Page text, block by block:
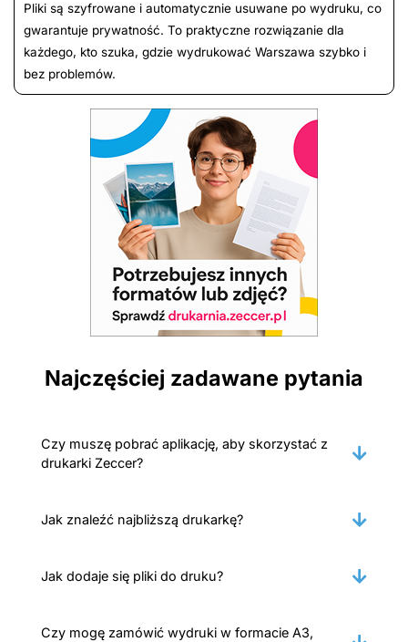
Pliki są szyfrowane i automatycznie usuwane po wydruku, co
gwarantuje prywatność. To praktyczne rozwiązanie dla
każdego, kto szuka, gdzie wydrukować Warszawa szybko i
bez problemów.
Najczęściej zadawane pytania
Czy muszę pobrać aplikację, aby skorzystać z
drukarki Zeccer?
Jak znaleźć najbliższą drukarkę?
Jak dodaje się pliki do druku?
Czy mogę zamówić wydruki w formacie A3,